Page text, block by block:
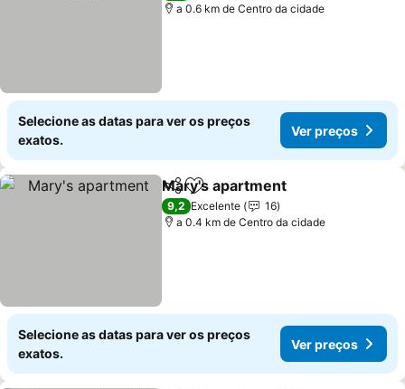
a 0.6 km de Centro da cidade
Selecione as datas para ver os preços
exatos.
Ver preços
PartilharAdicionar aos favoritos
Mary's apartment
9,2 Excelente
16
a 0.4 km de Centro da cidade
Selecione as datas para ver os preços
exatos.
Ver preços